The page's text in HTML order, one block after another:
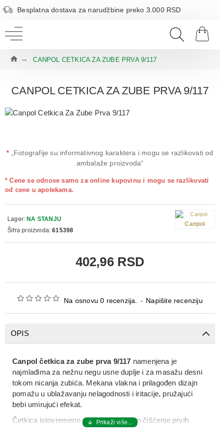
Besplatna dostava za narudžbine preko 3.000 RSD
CANPOL CETKICA ZA ZUBE PRVA 9/117
CANPOL CETKICA ZA ZUBE PRVA 9/117
* „Fotografije su informativnog karaktera i mogu se razlikovati od
ambalaže proizvoda“
Na osnovu 0 recenzija. - Napišite recenziju
* Cene se odnose samo za online kupovinu i mogu se razlikovati
od cene u apotekama.
402,96 RSD
Lager: NA STANJU
Šifra proizvoda: 615398
Canpol
OPIS
Canpol četkica za zube prva 9/117 namenjena je
najmlađima za nežnu negu usne duplje i za masažu desni
tokom nicanja zubića. Mekana vlakna i prilagođen dizajn
pomažu u ublažavanju nelagodnosti i iritacije, pružajući
bebi umirujući efekat.
Četkica istovremeno omogućava blago čišćenje prvih